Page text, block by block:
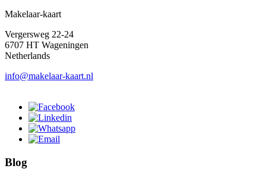
Makelaar-kaart
Vergersweg 22-24
6707 HT Wageningen
Netherlands
info@makelaar-kaart.nl
Blog